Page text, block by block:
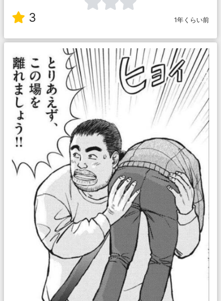
3 1年くらい前